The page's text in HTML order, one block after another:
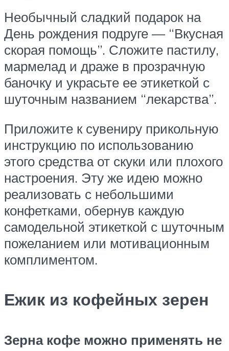
Необычный сладкий подарок на
День рождения подруге — “Вкусная
скорая помощь”. Сложите пастилу,
мармелад и драже в прозрачную
баночку и украсьте ее этикеткой с
шуточным названием “лекарства”.
Приложите к сувениру прикольную
инструкцию по использованию
этого средства от скуки или плохого
настроения. Эту же идею можно
реализовать с небольшими
конфетками, обернув каждую
самодельной этикеткой с шуточным
пожеланием или мотивационным
комплиментом.
Ежик из кофейных зерен
Зерна кофе можно применять не